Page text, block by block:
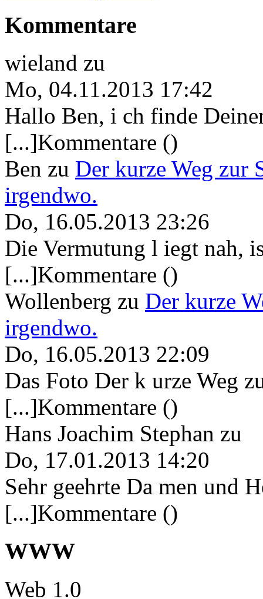
Kommentare
wieland zu
Mo, 04.11.2013 17:42
Hallo Ben, i ch finde
[...]Kommentare ()
Ben zu Der kurze Weg zur
irgendwo.
Do, 16.05.2013 23:26
Die Vermutung l iegt nah,
[...]Kommentare ()
Wollenberg zu Der kurze
irgendwo.
Do, 16.05.2013 22:09
Das Foto Der k urze Weg
[...]Kommentare ()
Hans Joachim Stephan zu
Do, 17.01.2013 14:20
Sehr geehrte Da men und
[...]Kommentare ()
WWW
Web 1.0